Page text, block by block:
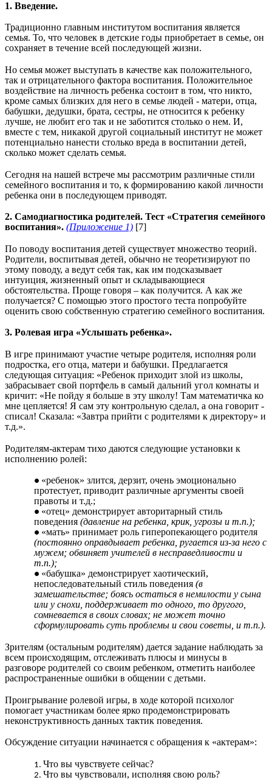
1. Введение.
Традиционно главным институтом воспитания является
семья. То, что человек в детские годы приобретает в семье, он
сохраняет в течение всей последующей жизни.
Но семья может выступать в качестве как положительного,
так и отрицательного фактора воспитания. Положительное
воздействие на личность ребенка состоит в том, что никто,
кроме самых близких для него в семье людей - матери, отца,
бабушки, дедушки, брата, сестры, не относится к ребенку
лучше, не любит его так и не заботится столько о нем. И,
вместе с тем, никакой другой социальный институт не может
потенциально нанести столько вреда в воспитании детей,
сколько может сделать семья.
Сегодня на нашей встрече мы рассмотрим различные стили
семейного воспитания и то, к формированию какой личности
ребенка они в последующем приводят.
2. Самодиагностика родителей. Тест «Стратегия семейного
воспитания». (Приложение 1) [7]
По поводу воспитания детей существует множество теорий.
Родители, воспитывая детей, обычно не теоретизируют по
этому поводу, а ведут себя так, как им подсказывает
интуиция, жизненный опыт и складывающиеся
обстоятельства. Проще говоря – как получится. А как же
получается? С помощью этого простого теста попробуйте
оценить свою собственную стратегию семейного воспитания.
3. Ролевая игра «Услышать ребенка».
В игре принимают участие четыре родителя, исполняя роли
подростка, его отца, матери и бабушки. Предлагается
следующая ситуация: «Ребенок приходит злой из школы,
забрасывает свой портфель в самый дальний угол комнаты и
кричит: «Не пойду я больше в эту школу! Там математичка ко
мне цепляется! Я сам эту контрольную сделал, а она говорит -
списал! Сказала: «Завтра прийти с родителями к директору» и
т.д.».
Родителям-актерам тихо даются следующие установки к
исполнению ролей:
«ребенок» злится, дерзит, очень эмоционально
протестует, приводит различные аргументы своей
правоты и т.д.;
«отец» демонстрирует авторитарный стиль
поведения (давление на ребенка, крик, угрозы и т.п.);
«мать» принимает роль гиперопекающего родителя
(постоянно оправдывает ребенка, ругается из-за него с
мужем; обвиняет учителей в несправедливости и
т.п.);
«бабушка» демонстрирует хаотический,
непоследовательный стиль поведения (в
замешательстве; боясь остаться в немилости у сына
или у снохи, поддерживает то одного, то другого,
сомневается в своих словах; не может точно
сформулировать суть проблемы и свои советы, и т.п.).
Зрителям (остальным родителям) дается задание наблюдать за
всем происходящим, отслеживать плюсы и минусы в
разговоре родителей со своим ребенком, отметить наиболее
распространенные ошибки в общении с детьми.
Проигрывание ролевой игры, в ходе которой психолог
помогает участникам более ярко продемонстрировать
неконструктивность данных тактик поведения.
Обсуждение ситуации начинается с обращения к «актерам»:
Что вы чувствуете сейчас?
Что вы чувствовали, исполняя свою роль?